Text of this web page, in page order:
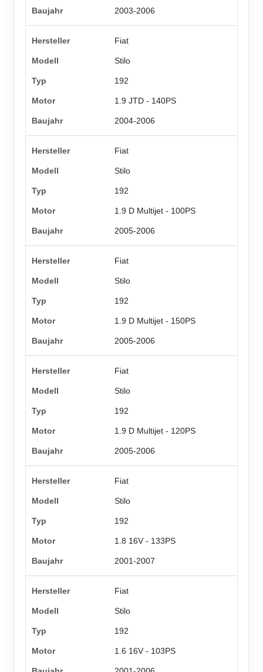
2003-2006
Fiat
Stilo
192
1.9 JTD - 140PS
2004-2006
Fiat
Stilo
192
1.9 D Multijet - 100PS
2005-2006
Fiat
Stilo
192
1.9 D Multijet - 150PS
2005-2006
Fiat
Stilo
192
1.9 D Multijet - 120PS
2005-2006
Fiat
Stilo
192
1.8 16V - 133PS
2001-2007
Fiat
Stilo
192
1.6 16V - 103PS